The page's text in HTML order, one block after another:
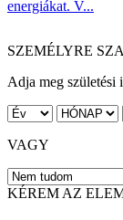
energiákat. V...
SZEMÉLYRE
Adja meg születési
VAGY
KÉREM AZ